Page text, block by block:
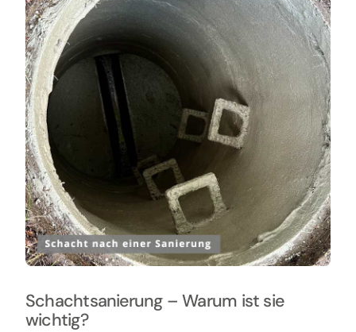
Schachtsanierung – Warum ist sie
wichtig?